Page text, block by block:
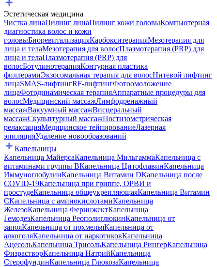
Эстетическая медицина
Чистка лицаПилинг лицаПилинг кожи головыКомпьютерная
диагностика волос и кожи
головыБиоревитализацияКарбокситерапияМезотерапия для
лица и телаМезотерапия для волосПлазмотерапия (PRP) для
лица и телаПлазмотерапия (PRP) для
волосБотулинотерапияКонтурная пластика
филлерамиЭкзосомальная терапия для волосНитевой лифтинг
лицаSMAS-лифтингRF-лифтингФотоомоложение
лицаФотодинамическая терапияАппаратные процедуры для
волосМедицинский массажЛимфодренажный
массажВакуумный массажВисцеральный
массажСкульптурный массажПостизометрическая
релаксацияМедицинское тейпированиеЛазерная
эпиляцияУдаление новообразований
Капельницы
Капельница МайерсаКапельница МильгаммаКапельница с
витаминами группы BКапельница ЦитофлавинКапельница
ИммуноглобулинКапельница Витамин DКапельница после
COVID-19Капельница при гриппе, ОРВИ и
простудеКапельница общеукрепляющаяКапельница Витамин
CКапельница с аминокислотамиКапельница
ЖелезоКапельница ФеринжектКапельница
ГемодезКапельница РеополиглюкинКапельница от
запояКапельница от похмельяКапельница от
алкоголяКапельница от наркотиковКапельница
АцесольКапельница ТрисольКапельница РингерКапельница
ФизрастворКапельница НатрийКапельница
СтерофундинКапельница ГлюкозаКапельница